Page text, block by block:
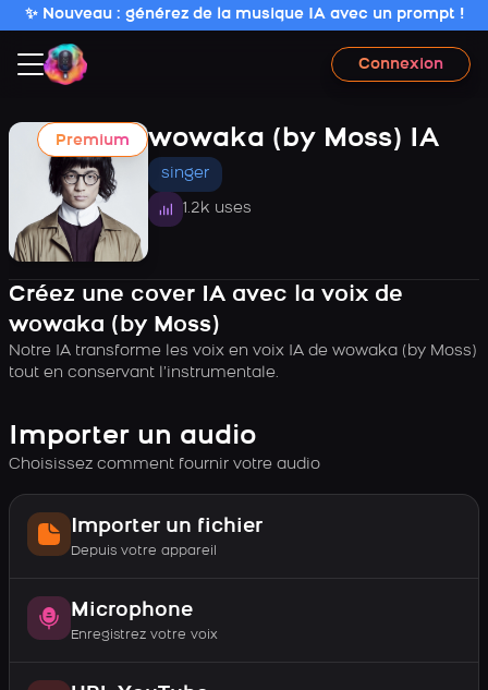
✨ Nouveau : générez de la musique IA avec un prompt !
Connexion
Premium wowaka (by Moss) IA
singer
1.2k uses
Créez une cover IA avec la voix de
wowaka (by Moss)
Notre IA transforme les voix en voix IA de wowaka (by Moss)
tout en conservant l’instrumentale.
Importer un audio
Choisissez comment fournir votre audio
Importer un fichier
Depuis votre appareil
Microphone
Enregistrez votre voix